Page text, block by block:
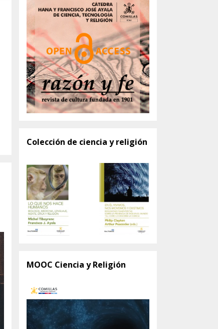
Colección de ciencia y religión
MOOC Ciencia y Religión